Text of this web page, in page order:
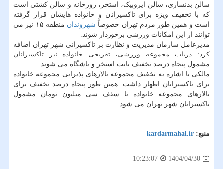
سالن بدنسازی، سالن ایروبیک، استخر، زورخانه و سالن کشتی است
که با تخفیف ویژه برای تاکسیرانان و خانواده هایشان قرار گرفته
است و همین طور مردم تهران خصوصاً شهروندان
منطقه ۱۵ نیز می
توانند از این امکانات ورزشی برخوردار شوند.
مدیرعامل سازمان مدیریت و نظارت بر تاکسیرانی شهر تهران اضافه
کرد: درباب مجموعه ورزشی، تفریحی خانواده نیز تاکسیرانان
مشمول پنجاه درصد تخفیف بابت استخر و باشگاه می شوند.
مالکی با اشاره به تخفیف مجموعه تالارهای پذیرایی مجموعه خانواده
برای تاکسیرانان اظهار داشت: همین طور پنجاه درصد تخفیف برای
تالارهای مجموعه خانواده تا سقف سی میلیون تومان مشمول
تاکسیرانان شهر تهران می شود.
منبع: kardarmahal.ir
1404/04/30
10:23:07